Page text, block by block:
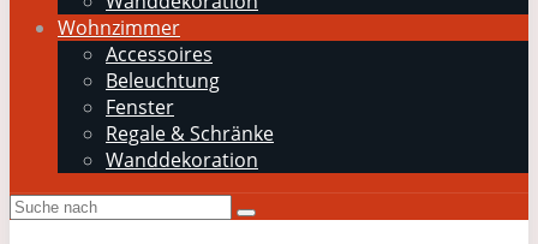
Wohnzimmer
Accessoires
Beleuchtung
Fenster
Regale & Schränke
Wanddekoration